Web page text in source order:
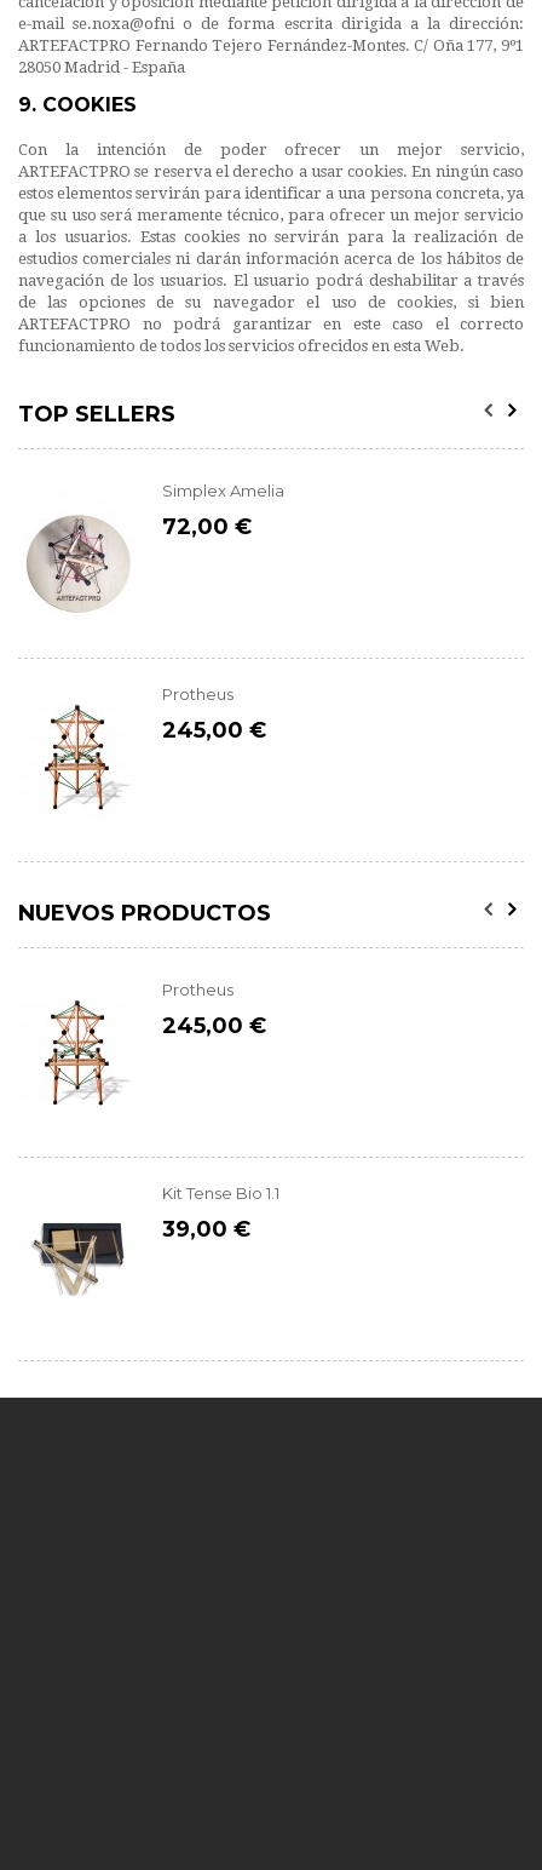
e-mail se.noxa@ofni o de forma escrita dirigida a la dirección:
ARTEFACTPRO Fernando Tejero Fernández-Montes. C/ Oña 177, 9º1
28050 Madrid - España
9. COOKIES
Con la intención de poder ofrecer un mejor servicio,
ARTEFACTPRO se reserva el derecho a usar cookies. En ningún caso
estos elementos servirán para identificar a una persona concreta, ya
que su uso será meramente técnico, para ofrecer un mejor servicio
a los usuarios. Estas cookies no servirán para la realización de
estudios comerciales ni darán información acerca de los hábitos de
navegación de los usuarios. El usuario podrá deshabilitar a través
de las opciones de su navegador el uso de cookies, si bien
ARTEFACTPRO no podrá garantizar en este caso el correcto
funcionamiento de todos los servicios ofrecidos en esta Web.
TOP SELLERS
Simplex Amelia
72,00 €
Protheus
245,00 €
NUEVOS PRODUCTOS
Protheus
245,00 €
Kit Tense Bio 1.1
39,00 €